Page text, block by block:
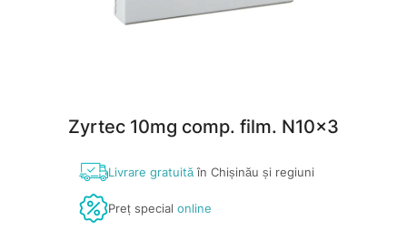
Zyrtec 10mg comp. film. N10x3
Livrare gratuităîn Chișinău și regiuni
Preț special online